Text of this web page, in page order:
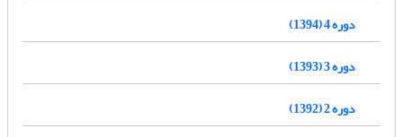
دوره 4 (1394)
دوره 3 (1393)
دوره 2 (1392)